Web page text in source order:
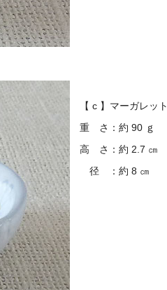
【 c 】マーガレット
重 さ：約 90 ｇ
高 さ：約 2.7 ㎝
径 ：約 8 ㎝